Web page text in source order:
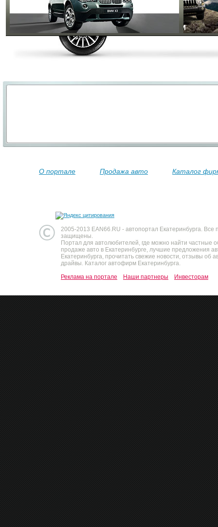
О портале Продажа авто Каталог
2005-2013 EAN66.RU - автопортал Екатеринбурга. Все
защищены.
Портал для автолюбителей, где можно найти частные
продаже авто в Екатеринбурге, лучшие предложения
Екатеринбурга, прочитать свежие новости, отзывы об
драйвы. Каталог автофирм Екатеринбурга.
Реклама на портале
Наши партнеры Инвесторам